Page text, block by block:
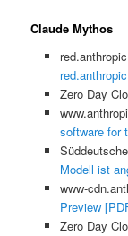
Claude Mythos
Zero Day
software for
Modell ist
www-
Preview
Zero Day